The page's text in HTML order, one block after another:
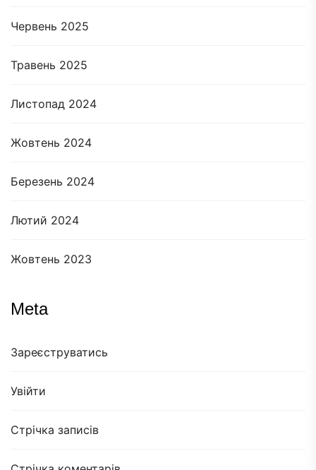
Червень 2025
Травень 2025
Листопад 2024
Жовтень 2024
Березень 2024
Лютий 2024
Жовтень 2023
Meta
Зареєструватись
Увійти
Стрічка записів